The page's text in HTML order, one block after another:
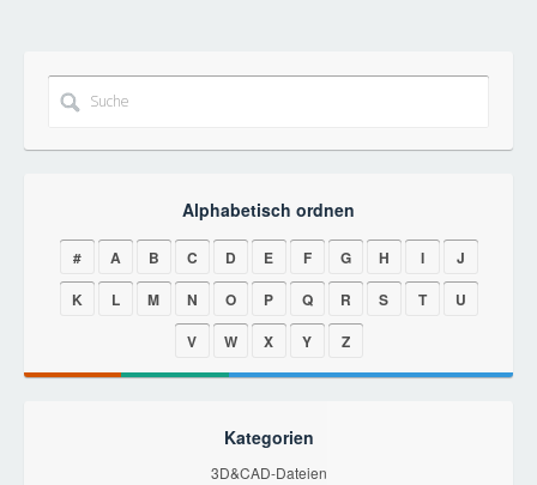
Alphabetisch ordnen
# A B C D E F G H I
J
K
L M N O P Q R S T
U
V
W X Y Z
Kategorien
3D&CAD-Dateien